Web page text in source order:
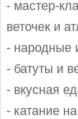
- мастер-
веточек и
- народные
- батуты и
- вкусная
- катание